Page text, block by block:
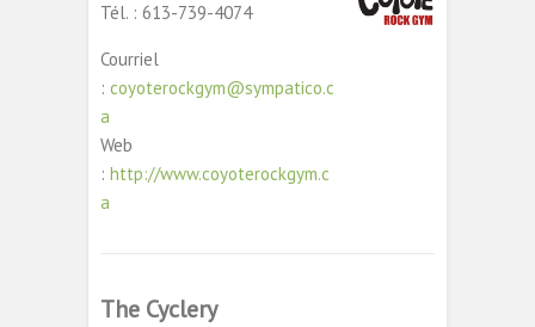
Tél. : 613-739-4074
Courriel
: coyoterockgym@sympatico.c
a
Web
: http://www.coyoterockgym.c
a
The Cyclery